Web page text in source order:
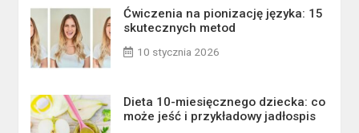
Ćwiczenia na pionizację języka: 15
skutecznych metod
10 stycznia 2026
Dieta 10-miesięcznego dziecka: co
może jeść i przykładowy jadłospis